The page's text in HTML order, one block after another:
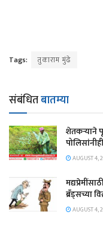
Tags: तुकाराम मुंढे
संबंधितबातम्या
शेतकऱ्याने
AUGUST 4,
ब्रँड्सच्या
AUGUST 4,